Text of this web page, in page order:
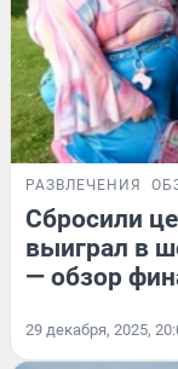
РАЗВЛЕЧЕНИЯ
Сбросили
выиграл в
— обзор
29 декабря, 2025,